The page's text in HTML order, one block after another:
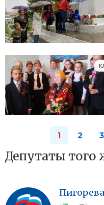
10
1 2 3
Депутаты того
Пигорева